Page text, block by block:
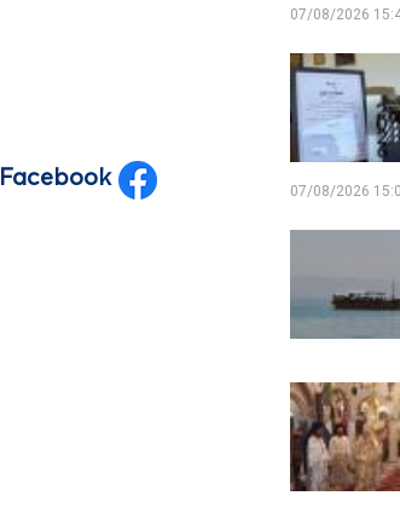
Facebook
07/08/2026
07/08/2026